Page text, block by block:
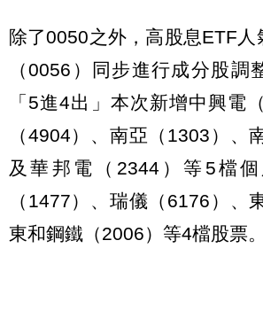
除了0050之外，高股息ETF人
（0056）同步進行成分股調
「5進4出」本次新增中興電
（4904）、南亞（1303）、
及華邦電（2344）等5檔
（1477）、瑞儀（6176）、
東和鋼鐵（2006）等4檔股票。